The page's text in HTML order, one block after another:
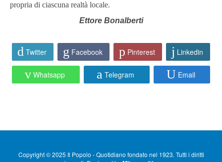
propria di ciascuna realtà locale.
Ettore Bonalberti
Twitter Facebook Pinterest Linkedin
Whatsapp Telegram Email
Copyright © 2025 Il Popolo - Quotidiano fondato nel 1923. Tutti i diritti